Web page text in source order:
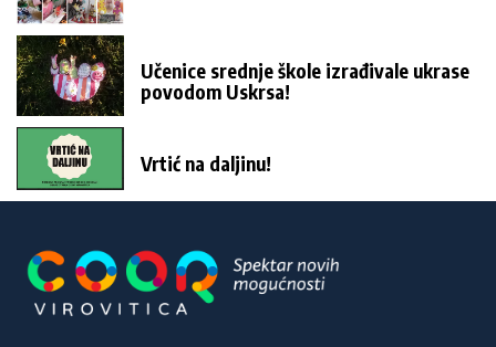
Učenice srednje škole izrađivale ukrase
povodom Uskrsa!
Vrtić na daljinu!